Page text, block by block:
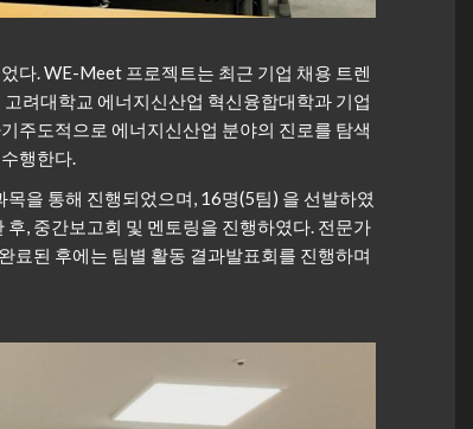
다. WE-Meet 프로젝트는 최근 기업 채용 트렌
려대학교 에너지신산업 혁신융합대학과 기업
주도적으로 에너지신산업 분야의 진로를 탐색
행한다.
을 통해 진행되었으며, 16명(5팀) 을 선발하였
, 중간보고회 및 멘토링을 진행하였다. 전문가
료된 후에는 팀별 활동 결과발표회를 진행하며